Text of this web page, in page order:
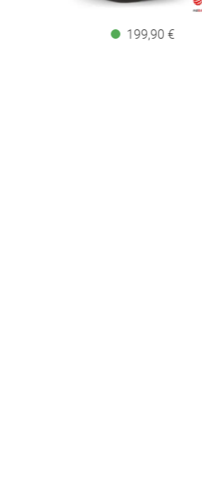
199,90 €